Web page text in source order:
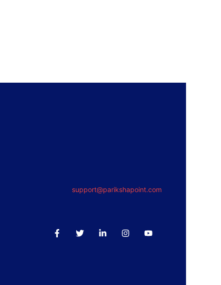
support@parikshapoint.com